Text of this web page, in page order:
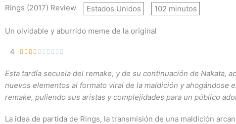
Rings (2017) Review Estados Unidos 102 minutos
Un olvidable y aburrido meme de la original
4          
4
de
10
Esta tardía secuela del remake, y de su continuación de Nakata,
nuevos elementos al formato viral de la maldición y ahogándose
remake, puliendo sus aristas y complejidades para un público
La idea de partida de Rings, la transmisión de una maldición